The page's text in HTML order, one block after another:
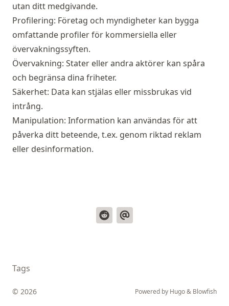
utan ditt medgivande.
Profilering: Företag och myndigheter kan bygga
omfattande profiler för kommersiella eller
övervakningssyften.
Övervakning: Stater eller andra aktörer kan spåra
och begränsa dina friheter.
Säkerhet: Data kan stjälas eller missbrukas vid
intrång.
Manipulation: Information kan användas för att
påverka ditt beteende, t.ex. genom riktad reklam
eller desinformation.
Tags
© 2026 Powered by Hugo& Blowfish